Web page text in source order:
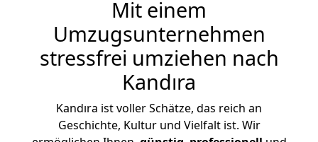
Mit einem
Umzugsunternehmen
stressfrei umziehen nach
Kandıra
Kandıra ist voller Schätze, das reich an
Geschichte, Kultur und Vielfalt ist. Wir